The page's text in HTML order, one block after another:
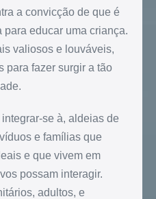
a convicção de que é
educar uma criança.
valiosos e louváveis,
para fazer surgir a tão
se à, aldeias de
e famílias que
e que vivem em
possam interagir.
adultos, e